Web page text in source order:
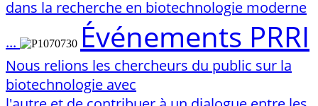
dans la recherche en biotechnologie moderne
...
Événements PRRI
Nous relions les chercheurs du public sur la
biotechnologie avec